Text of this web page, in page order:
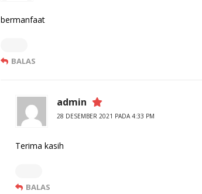
bermanfaat
BALAS
admin
28 DESEMBER 2021 PADA 4:33 PM
Terima kasih
BALAS